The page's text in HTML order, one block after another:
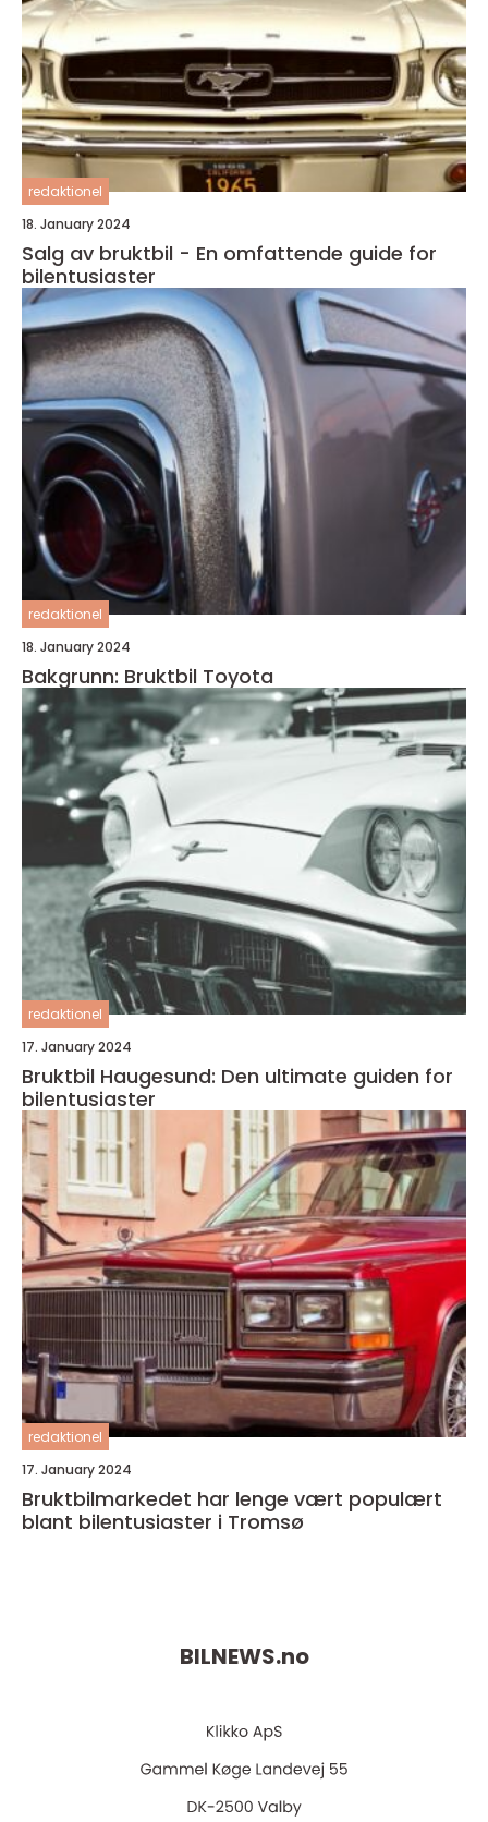
redaktionel
18. January 2024
Salg av bruktbil - En omfattende guide for
bilentusiaster
redaktionel
18. January 2024
Bakgrunn: Bruktbil Toyota
redaktionel
17. January 2024
Bruktbil Haugesund: Den ultimate guiden for
bilentusiaster
redaktionel
17. January 2024
Bruktbilmarkedet har lenge vært populært
blant bilentusiaster i Tromsø
BILNEWS.no